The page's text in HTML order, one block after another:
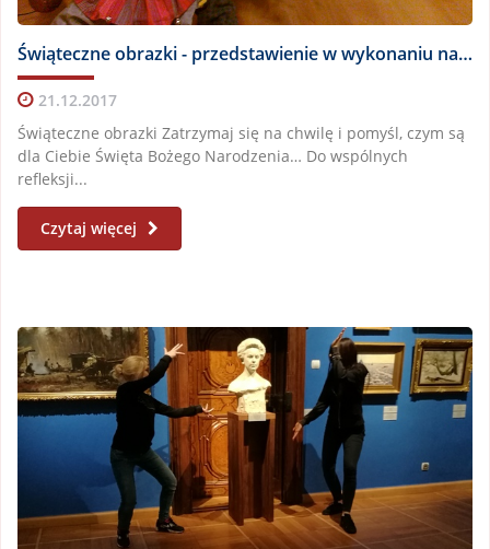
Świąteczne obrazki - przedstawienie w wykonaniu naszych uczniów
21.12.2017
Świąteczne obrazki Zatrzymaj się na chwilę i pomyśl, czym są
dla Ciebie Święta Bożego Narodzenia… Do wspólnych
refleksji...
Czytaj więcej